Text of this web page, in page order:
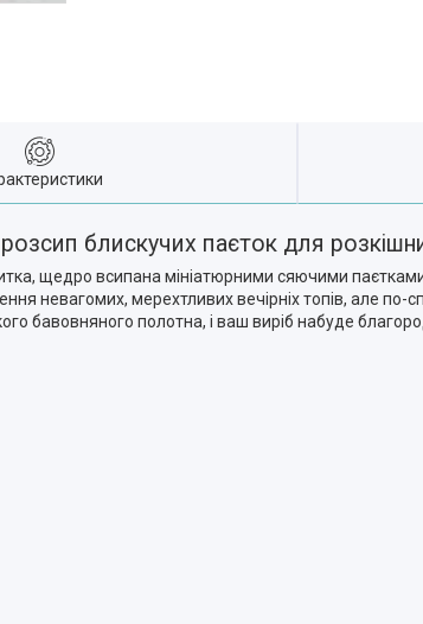
блискучих паєток для
щедро всипана мініатюрними сяючими
невагомих, мерехтливих вечірніх топів, але по-
бавовняного полотна, і ваш виріб набуде